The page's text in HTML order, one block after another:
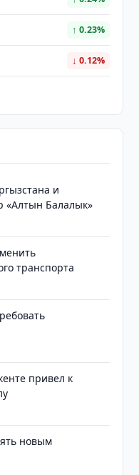
↑ 0.23%
↓ 0.12%
и
«Алтын Балалык»
транспорта
привел к
новым